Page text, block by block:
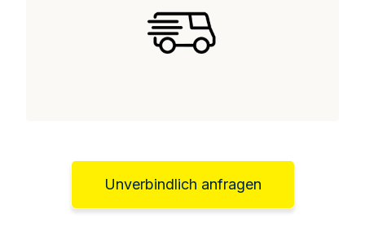
Unverbindlich anfragen